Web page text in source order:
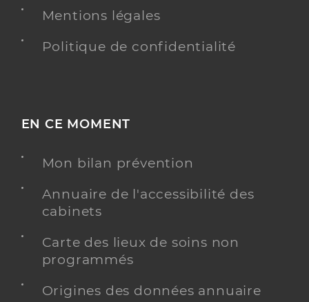
Mentions légales
Politique de confidentialité
EN CE MOMENT
Mon bilan prévention
Annuaire de l'accessibilité des
cabinets
Carte des lieux de soins non
programmés
Origines des données annuaire